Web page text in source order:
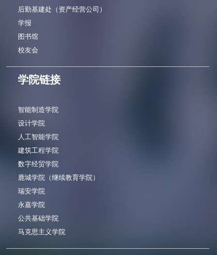
后勤基建处（资产经营公司）
学报
图书馆
校友会
学院链接
智能制造学院
设计学院
人工智能学院
建筑工程学院
数字经贸学院
鹿城学院（继续教育学院）
瑞安学院
永嘉学院
公共基础学院
马克思主义学院